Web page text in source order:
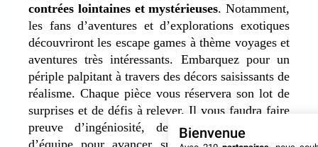
contrées lointaines et mystérieuses. Notamment,
les fans d’aventures et d’explorations exotiques
découvriront les escape games à thème voyages et
aventures très intéressants. Embarquez pour un
périple palpitant à travers des décors saisissants de
réalisme. Chaque pièce vous réservera son lot de
surprises et de défis à relever. Il vous faudra faire
preuve d’ingéniosité, de logique et d’esprit
d’équipe pour avancer sur ces chemins semés
Bienvenue